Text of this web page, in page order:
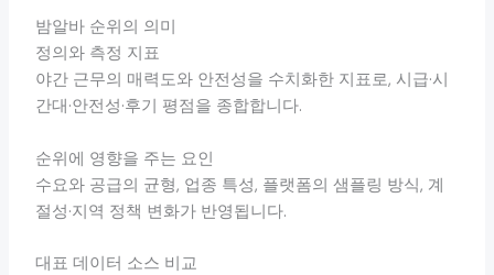
밤알바 순위의 의미
정의와 측정 지표
야간 근무의 매력도와 안전성을 수치화한 지표로, 시급·시
간대·안전성·후기 평점을 종합합니다.
순위에 영향을 주는 요인
수요와 공급의 균형, 업종 특성, 플랫폼의 샘플링 방식, 계
절성·지역 정책 변화가 반영됩니다.
대표 데이터 소스 비교